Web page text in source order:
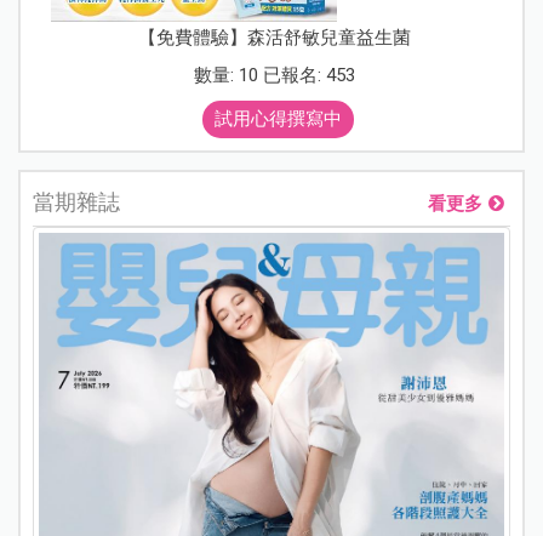
【免費體驗】森活舒敏兒童益生菌
數量: 10 已報名: 453
試用心得撰寫中
當期雜誌 看更多